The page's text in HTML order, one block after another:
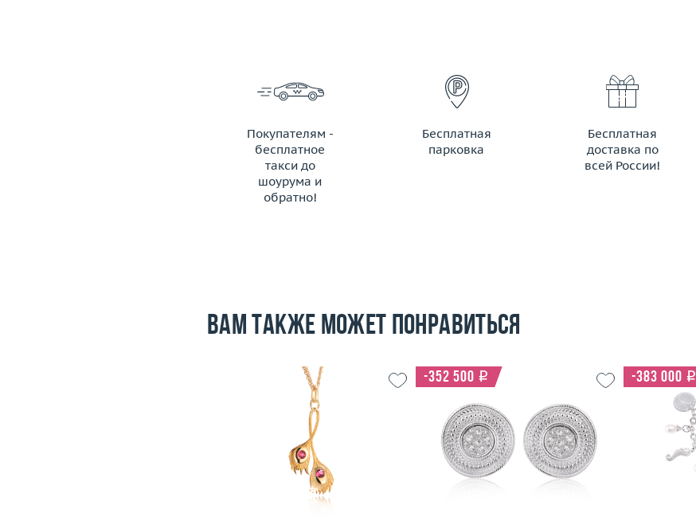
Покупателям -
бесплатное
такси до
шоурума и
обратно!
ЗАКАЗАТЬ ТАКСИ
Бесплатная
парковка
Бесплатная
доставка по
всей России!
Вам также может понравиться
золото 750 пробы
Подробнее
-352 500 i
Вес (г)
26.41
Материал
золото 750 пробы
-383 000 i
Вес (г)
Материал